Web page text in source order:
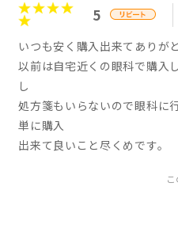
5
いつも安く購入出来てありが
以前は自宅近くの眼科で購入
し
処方箋もいらないので眼科に
単に購入
出来て良いこと尽くめです。